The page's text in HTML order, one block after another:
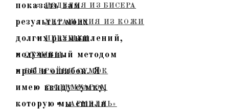
ИЗДЕЛИЯ ИЗ БИСЕРА
УКРАШЕНИЯ ИЗ КОЖИ
ИГРУШКИ
ОТЗЫВЫ
ВЫКРОЙКИ СУМОК
С ФЕРМУАРОМ
«АРМЕЛЛЬ»
показать вам
результат моих
долгих размышлений,
полученный методом
проб и ошибок. Я
имею ввиду сумку,
которую мы сшили